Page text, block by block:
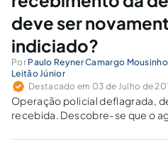
deve ser
indiciado?
Por Paulo Reyner Camargo Mousinho
Leitão Júnior
Destacado em 03 de Julho de
Operação policial deflagrada,
recebida. Descobre-se que o
continua a delinquir. Poderia